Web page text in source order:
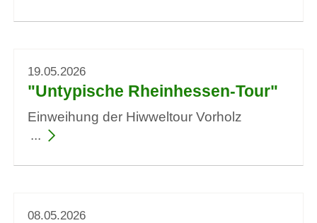
19.05.2026
"Untypische Rheinhessen-Tour"
Einweihung der Hiwweltour Vorholz
08.05.2026